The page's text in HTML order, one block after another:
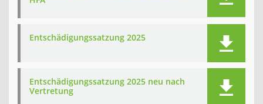
Entschädigungssatzung 2025
Entschädigungssatzung 2025 neu nach
Vertretung